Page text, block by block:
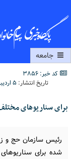
جامعه
کد خبر: 3856
تاریخ انتشار: ۵ اردیبهشت ۱۴۰۰ - ۲۱:۰۰
برای سناریوهای مختلف در
رئیس سازمان حج و
شده برای